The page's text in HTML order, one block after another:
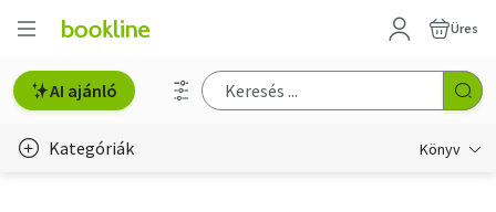
Üres
AI ajánló
Kategóriák Könyv